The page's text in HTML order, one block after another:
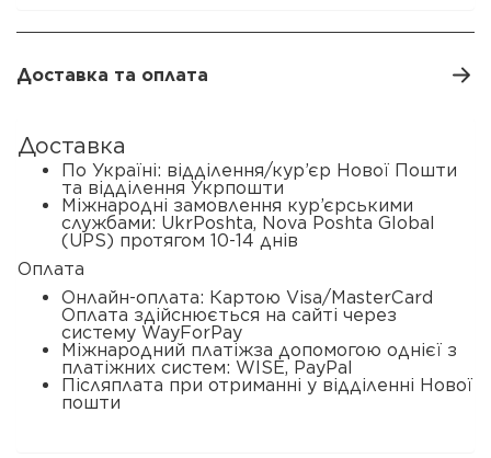
Доставка та оплата
Доставка
По Україні: відділення/кур’єр Нової Пошти
та відділення Укрпошти
Міжнародні замовлення кур’єрськими
службами: UkrPoshta, Nova Poshta Global
(UPS) протягом 10-14 днів
Оплата
Онлайн-оплата: Картою Visa/MasterCard
Оплата здійснюється на сайті через
систему WayForPay
Міжнародний платіжза допомогою однієї з
платіжних систем: WISE, PayPal
Післяплата при отриманні у відділенні Нової
пошти